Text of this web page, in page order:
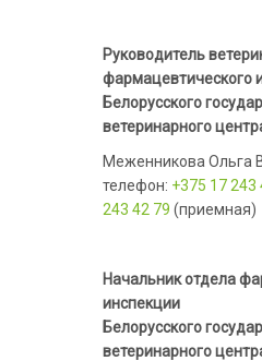
Руководитель
фармацевтического
Белорусского
ветеринарного
Меженникова Ольга
телефон: +375 17 243
243 42 79 (приемная)
Начальник отдела
инспекции
Белорусского
ветеринарного